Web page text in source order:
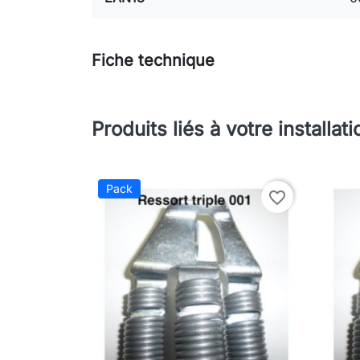
Fiche technique
Produits liés à votre
Pack favorite_border